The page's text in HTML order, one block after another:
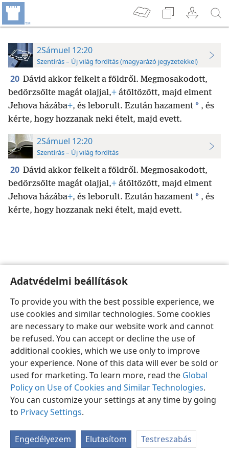
Adatvédelmi beállítások
To provide you with the best possible experience, we
use cookies and similar technologies. Some cookies
are necessary to make our website work and cannot
be refused. You can accept or decline the use of
additional cookies, which we use only to improve
your experience. None of this data will ever be sold or
used for marketing. To learn more, read the Global
Policy on Use of Cookies and Similar Technologies.
You can customize your settings at any time by going
to Privacy Settings.
Engedélyezem Elutasítom Testreszabás
2Sámuel 12:20
Szentírás – Új világ fordítás (magyarázó jegyzetekkel)
20 Dávid akkor felkelt a földről. Megmosakodott,
bedörzsölte magát olajjal,+ átöltözött, majd elment
Jehova házába+, és leborult. Ezután hazament * , és
kérte, hogy hozzanak neki ételt, majd evett.
2Sámuel 12:20
Szentírás – Új világ fordítás
20 Dávid akkor felkelt a földről. Megmosakodott,
bedörzsölte magát olajjal,+ átöltözött, majd elment
Jehova házába+, és leborult. Ezután hazament * , és
kérte, hogy hozzanak neki ételt, majd evett.
Magyar Beállítások
Copyright© 2026 Watch Tower Bible and Tract Society of Pennsylvania
Bizalmas információra vonatkozó szabályok
Adatvédelmi beállítások
JW.ORG Bejelentkezés